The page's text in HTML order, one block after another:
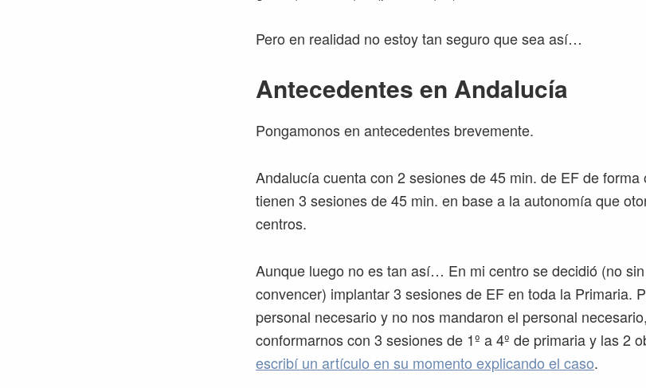
Pero en realidad no estoy tan seguro que sea así…
Antecedentes en Andalucía
Pongamonos en antecedentes brevemente.
Andalucía cuenta con 2 sesiones de 45 min. de EF de
tienen 3 sesiones de 45 min. en base a la autonomía que
centros.
Aunque luego no es tan así… En mi centro se decidió (no
convencer) implantar 3 sesiones de EF en toda la Primaria.
personal necesario y no nos mandaron el personal
conformarnos con 3 sesiones de 1º a 4º de primaria y las 2
escribí un artículo en su momento explicando el caso.